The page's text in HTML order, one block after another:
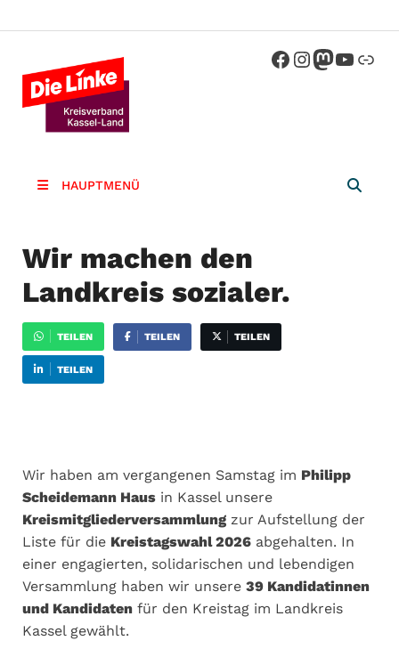
HAUPTMENÜ
Wir machen den
Landkreis sozialer.
TEILEN TEILEN TEILEN
TEILEN
Wir haben am vergangenen Samstag im Philipp
Scheidemann Haus in Kassel unsere
Kreismitgliederversammlung zur Aufstellung der
Liste für die Kreistagswahl 2026 abgehalten. In
einer engagierten, solidarischen und lebendigen
Versammlung haben wir unsere 39 Kandidatinnen
und Kandidaten für den Kreistag im Landkreis
Kassel gewählt.